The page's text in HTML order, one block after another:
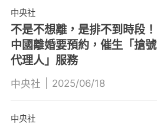
中央社
不是不想離，是排不到時段！
中國離婚要預約，催生「搶號
代理人」服務
中央社 2025/06/18
中央社